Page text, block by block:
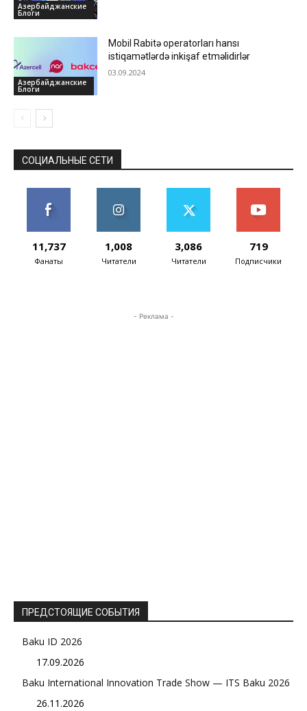
Азербайджанские
Блоги
Азербайджанские
Блоги
Mobil Rabitə operatorları hansı
istiqamətlərdə inkişaf etməlidirlər
03.09.2024
СОЦИАЛЬНЫЕ СЕТИ
11,737
Фанаты
1,008
Читатели
3,086
Читатели
719
Подписчики
- Реклама -
ПРЕДСТОЯЩИЕ СОБЫТИЯ
Baku ID 2026
17.09.2026
Baku International Innovation Trade Show — ITS Baku 2026
26.11.2026